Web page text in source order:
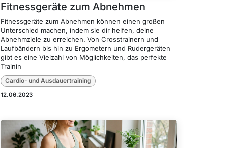
Fitnessgeräte zum Abnehmen
Fitnessgeräte zum Abnehmen können einen großen
Unterschied machen, indem sie dir helfen, deine
Abnehmziele zu erreichen. Von Crosstrainern und
Laufbändern bis hin zu Ergometern und Rudergeräten
gibt es eine Vielzahl von Möglichkeiten, das perfekte
Trainin
Cardio- und Ausdauertraining
12.06.2023